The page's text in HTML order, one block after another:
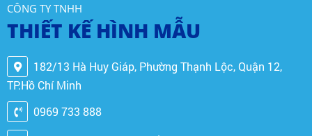
CÔNG TY TNHH
THIẾT KẾ HÌNH MẪU
182/13 Hà Huy Giáp, Phường Thạnh Lộc, Quận 12,
TP.Hồ Chí Minh
0969 733 888